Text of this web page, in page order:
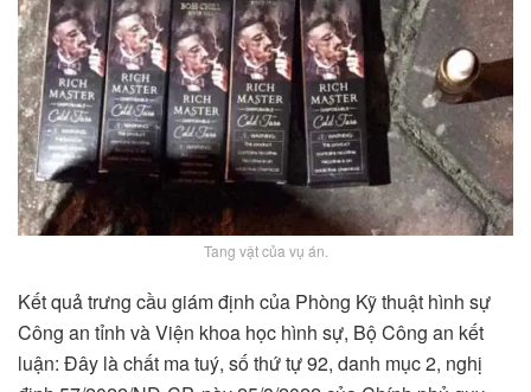
Tang vật của vụ án.
Kết quả trưng cầu giám định của Phòng Kỹ thuật hình sự
Công an tỉnh và Viện khoa học hình sự, Bộ Công an kết
luận: Đây là chất ma tuý, số thứ tự 92, danh mục 2, nghị